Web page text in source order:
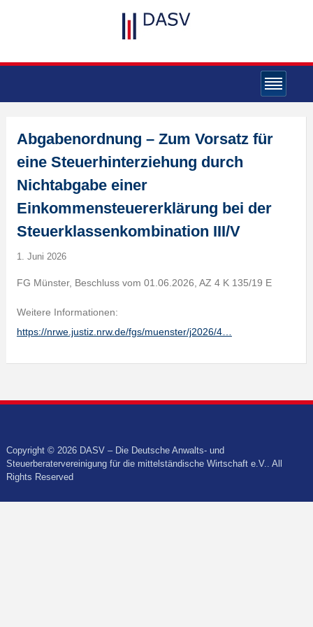
Abgabenordnung – Zum Vorsatz für
eine Steuerhinterziehung durch
Nichtabgabe einer
Einkommensteuererklärung bei der
Steuerklassenkombination III/V
1. Juni 2026
FG Münster, Beschluss vom 01.06.2026, AZ 4 K 135/19 E
Weitere Informationen:
https://nrwe.justiz.nrw.de/fgs/muenster/j2026/4…
Copyright © 2026 DASV – Die Deutsche Anwalts- und
Steuerberatervereinigung für die mittelständische Wirtschaft e.V.. All
Rights Reserved